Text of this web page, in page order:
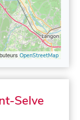
OpenStreetMap
Selve